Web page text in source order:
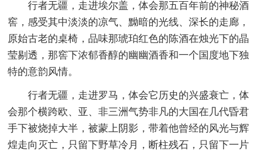
行者无疆，走进埃尔盖，体会那五百年前的神秘酒
窖，感受其中淡淡的凉气、黝暗的光线、深长的走廊，
原始古老的桌椅，品味那琥珀红色的陈酒在烛光下的晶
莹剔透，那窖下浓郁香醇的幽幽酒香和一个国度地下独
特的意韵风情。
行者无疆，走进罗马，体会它历史的兴盛衰亡，体
会那个横跨欧、亚、非三洲气势非凡的大国在几代昏君
手下被烧掉大半，被蒙上阴影，带着他曾经的风光与辉
煌走向灭亡，只留下野草冷月，断柱残石，只留下一片